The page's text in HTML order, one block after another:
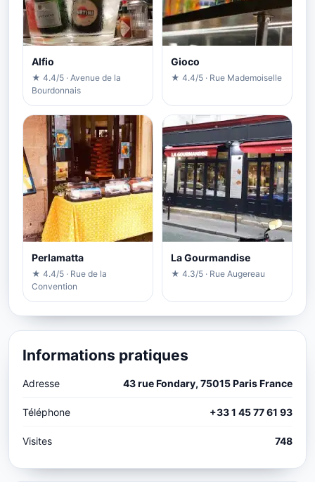
Alfio
★ 4.4/5 · Avenue de la
Bourdonnais
Gioco
★ 4.4/5 · Rue Mademoiselle
Perlamatta
★ 4.4/5 · Rue de la
Convention
La Gourmandise
★ 4.3/5 · Rue Augereau
Informations pratiques
Adresse 43 rue Fondary, 75015 Paris France
Téléphone +33 1 45 77 61 93
Visites 748